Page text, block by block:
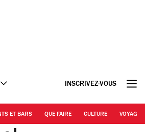
INSCRIVEZ-VOUS
ET BARS QUE FAIRE CULTURE VOYAGE